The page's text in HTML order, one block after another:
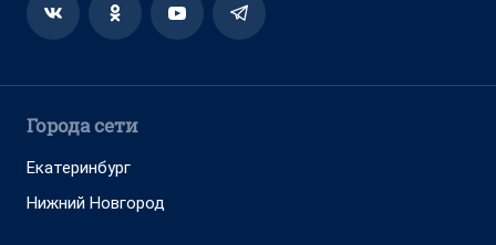
Города сети
Екатеринбург
Нижний Новгород